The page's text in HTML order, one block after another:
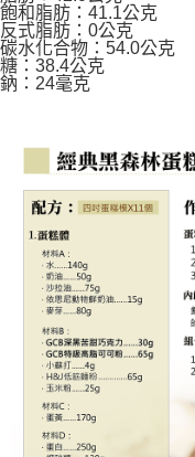
飽和脂肪：41.1公克
反式脂肪：0公克
碳水化合物：54.0公克
糖：38.4公克
鈉：24毫克